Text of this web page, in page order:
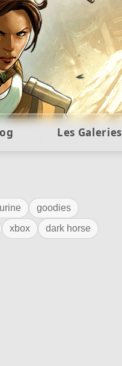
et collectors
Les Galeries
goodies
xbox
dark horse